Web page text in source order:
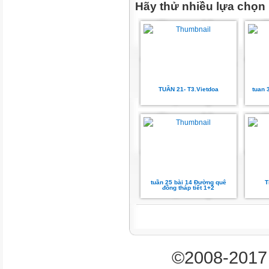
nhỏ trong câu chuyện
"Cánh đồng hoa"?
đôi
Mắt dõi
Hãy thử nhiều lựa chọn
TUẦN 21- T3.Vietdoa tuan
tuần 25 bài 14 Đường quê
đồng tháp tiết 1+2
©2008-